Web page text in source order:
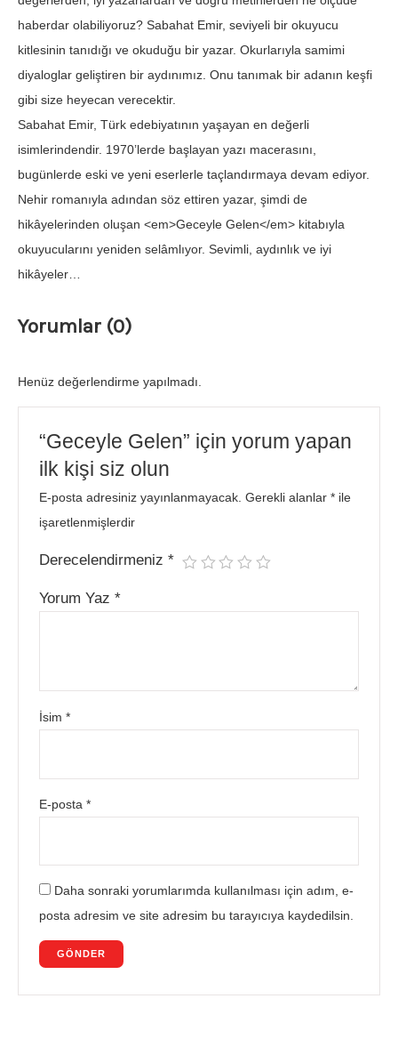
haberdar olabiliyoruz? Sabahat Emir, seviyeli bir okuyucu
kitlesinin tanıdığı ve okuduğu bir yazar. Okurlarıyla samimi
diyaloglar geliştiren bir aydınımız. Onu tanımak bir adanın keşfi
gibi size heyecan verecektir.
Sabahat Emir, Türk edebiyatının yaşayan en değerli
isimlerindendir. 1970’lerde başlayan yazı macerasını,
bugünlerde eski ve yeni eserlerle taçlandırmaya devam ediyor.
Nehir romanıyla adından söz ettiren yazar, şimdi de
hikâyelerinden oluşan <em>Geceyle Gelen</em> kitabıyla
okuyucularını yeniden selâmlıyor. Sevimli, aydınlık ve iyi
hikâyeler…
Yorumlar (0)
Henüz değerlendirme yapılmadı.
“Geceyle Gelen” için yorum yapan
ilk kişi siz olun
E-posta adresiniz yayınlanmayacak. Gerekli alanlar* ile
işaretlenmişlerdir
Derecelendirmeniz*
Yorum Yaz*
İsim*
E-posta*
Daha sonraki yorumlarımda kullanılması için adım, e-
posta adresim ve site adresim bu tarayıcıya kaydedilsin.